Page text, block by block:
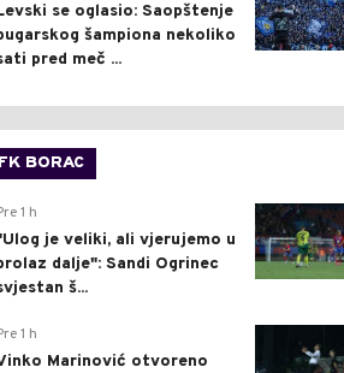
se oglasio: Saopštenje
šampiona nekoliko
pred meč ...
FK BORAC
1 h
je veliki, ali vjerujemo u
dalje": Sandi Ogrinec
š...
1 h
Marinović otvoreno